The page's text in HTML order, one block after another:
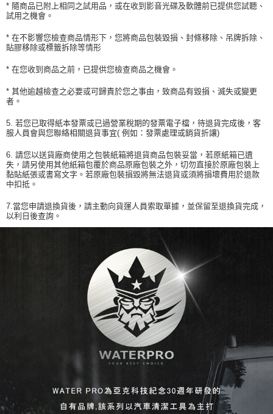
* 隨商品已附上相同之試用品，或在收到影音光碟及軟體前已提供您試聽、
試用之機會。
* 在不影響您檢查商品情形下，您將商品包裝毀損、封條移除、吊牌拆除、
貼膠移除或標籤拆除等情形
* 在您收到商品之前，已提供您檢查商品之機會。
* 其他逾越檢查之必要或可歸責於您之事由，致商品有毀損、滅失或變更
者。
5. 若您已取得紙本發票或已過營業稅期的發票電子檔，待退貨完成後，客
服人員會與您聯絡相關退貨事宜( 例如：發票處理或銷貨折讓)
6. 請您以送貨廠商使用之包裝紙箱將退貨商品包裝妥當，若原紙箱已遺
失，請另使用其他紙箱包覆於商品原廠包裝之外，切勿直接於原廠包裝上
黏貼紙張或書寫文字。若原廠包裝損毀將無法退貨或須將損壞費用於退款
中扣抵。
7.當您申請退換貨後，請主動向貨運人員索取單據，並保留至退換貨完成，
以利日後查詢。